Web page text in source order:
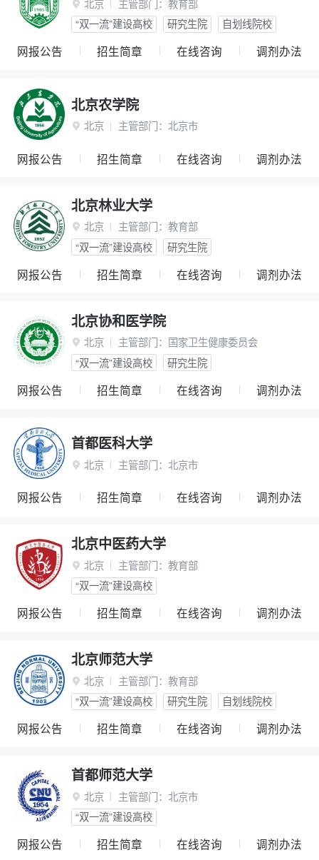
 北京 主管部门： 教育部
“双一流”建设高校
研究生院 自划线院校
网报公告 招生简章 在线咨询 调剂办法
北京农学院
 北京 主管部门： 北京市
网报公告 招生简章 在线咨询 调剂办法
北京林业大学
 北京 主管部门： 教育部
“双一流”建设高校
研究生院
网报公告 招生简章 在线咨询 调剂办法
北京协和医学院
 北京 主管部门： 国家卫生健康委员会
“双一流”建设高校
研究生院
网报公告 招生简章 在线咨询 调剂办法
首都医科大学
 北京 主管部门： 北京市
网报公告 招生简章 在线咨询 调剂办法
北京中医药大学
 北京 主管部门： 教育部
“双一流”建设高校
网报公告 招生简章 在线咨询 调剂办法
北京师范大学
 北京 主管部门： 教育部
“双一流”建设高校
研究生院 自划线院校
网报公告 招生简章 在线咨询 调剂办法
首都师范大学
 北京 主管部门： 北京市
“双一流”建设高校
网报公告 招生简章 在线咨询 调剂办法